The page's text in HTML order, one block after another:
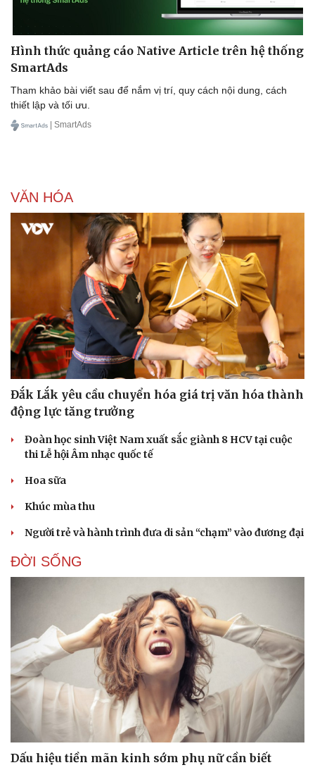
Sức khỏe
Dinh dưỡng - món ngon
Cây thuốc
Sản phụ khoa
Nhi khoa
Nam khoa
Làm đẹp - giảm cân
Đời sống
Nhà đẹp
Blog
Tình yêu - Gia đình
Hình thức quảng cáo Native Article trên hệ thống
SmartAds
Tham khảo bài viết sau để nắm vị trí, quy cách nội dung, cách
thiết lập và tối ưu.
| SmartAds
VĂN HÓA
Đắk Lắk yêu cầu chuyển hóa giá trị văn hóa thành
động lực tăng trưởng
Đoàn học sinh Việt Nam xuất sắc giành 8 HCV tại cuộc
thi Lễ hội Âm nhạc quốc tế
Hoa sữa
Khúc mùa thu
Người trẻ và hành trình đưa di sản “chạm” vào đương đại
ĐỜI SỐNG
Dấu hiệu tiền mãn kinh sớm phụ nữ cần biết